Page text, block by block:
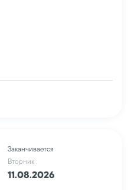
Заканчивается
Вторник
11.08.2026